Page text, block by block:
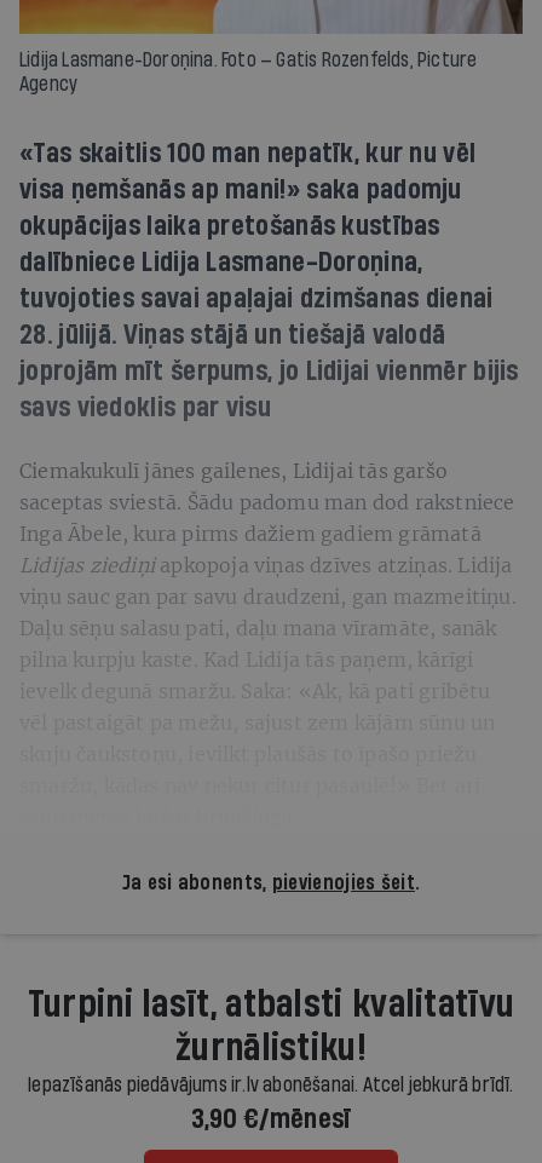
Lidija Lasmane-Doroņina. Foto — Gatis Rozenfelds, Picture
Agency
«Tas skaitlis 100 man nepatīk, kur nu vēl
visa ņemšanās ap mani!» saka padomju
okupācijas laika pretošanās kustības
dalībniece Lidija Lasmane-Doroņina,
tuvojoties savai apaļajai dzimšanas dienai
28. jūlijā. Viņas stājā un tiešajā valodā
joprojām mīt šerpums, jo Lidijai vienmēr bijis
savs viedoklis par visu
Ciemakukulī jānes gailenes, Lidijai tās garšo
saceptas sviestā. Šādu padomu man dod rakstniece
Inga Ābele, kura pirms dažiem gadiem grāmatā
Lidijas ziediņiapkopoja viņas dzīves atziņas. Lidija
viņu sauc gan par savu draudzeni, gan mazmeitiņu.
Daļu sēņu salasu pati, daļu mana vīramāte, sanāk
pilna kurpju kaste. Kad Lidija tās paņem, kārīgi
ievelk degunā smaržu. Saka: «Ak, kā pati gribētu
Ja esi abonents, pievienojies šeit.
Turpini lasīt, atbalsti kvalitatīvu
žurnālistiku!
Iepazīšanās piedāvājums ir.lv abonēšanai. Atcel jebkurā brīdī.
3,90 €/mēnesī